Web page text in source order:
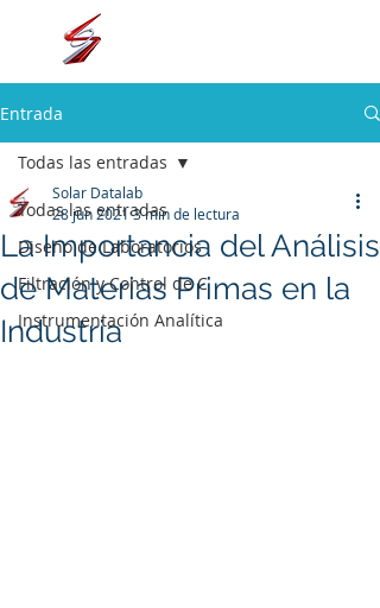
Entrada
Todas las entradas
Diseño de Laboratorios
Filtración y Control de C
Instrumentación Analítica
Todas las entradas
La Importancia del Análisis
de Materias Primas en la
Industria
Solar Datalab
28 jun 20213 min de lectura